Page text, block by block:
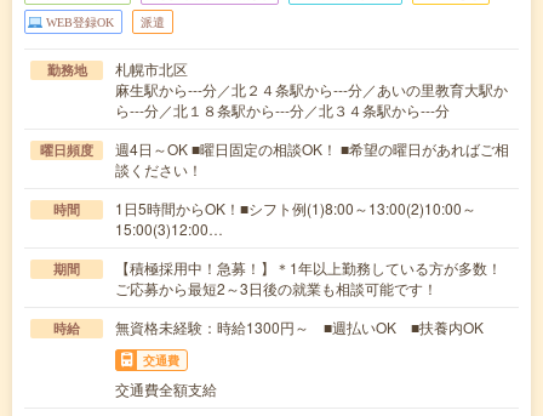
WEB登録OK 派遣
勤務地
札幌市北区
麻生駅から---分／北２４条駅から---分／あいの里教育大駅か
ら---分／北１８条駅から---分／北３４条駅から---分
曜日頻度
週4日～OK ■曜日固定の相談OK！ ■希望の曜日があればご相
談ください！
時間
1日5時間からOK！■シフト例(1)8:00～13:00(2)10:00～
15:00(3)12:00…
期間
【積極採用中！急募！】＊1年以上勤務している方が多数！
ご応募から最短2～3日後の就業も相談可能です！
時給 無資格未経験：時給1300円～ ■週払いOK ■扶養内OK
交通費
交通費全額支給